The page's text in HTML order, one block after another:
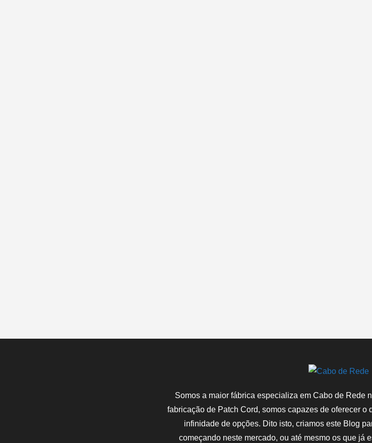
Somos a maior fábrica especializa em Cabo de Rede
fabricação de Patch Cord, somos capazes de oferecer o
infinidade de opções. Dito isto, criamos este Blog
começando neste mercado, ou até mesmo os que já